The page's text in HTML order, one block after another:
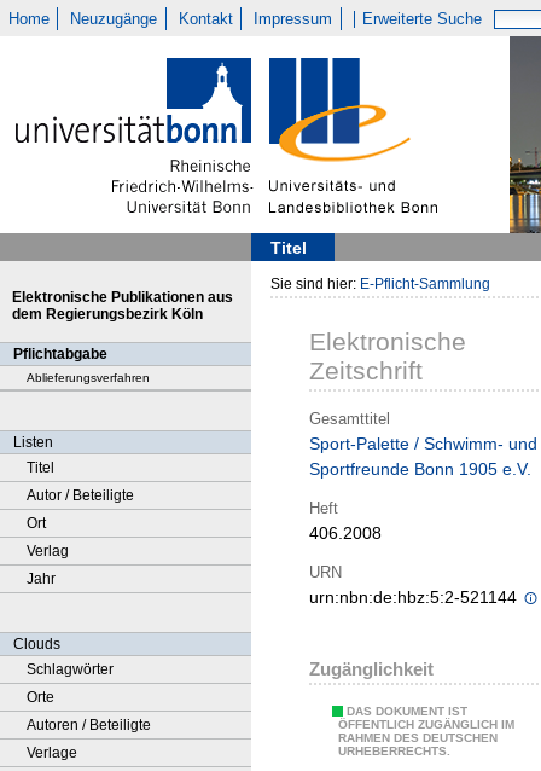
Home Neuzugänge Kontakt Impressum Erweiterte Suche
Titel
Elektronische Publikationen aus
dem Regierungsbezirk Köln
Pflichtabgabe
Ablieferungsverfahren
Listen
Titel
Autor / Beteiligte
Ort
Verlag
Jahr
Clouds
Schlagwörter
Orte
Autoren / Beteiligte
Verlage
Sie sind hier: E-Pflicht-Sammlung
Elektronische
Zeitschrift
Gesamttitel
Sport-Palette / Schwimm- und
Sportfreunde Bonn 1905 e.V.
Heft
406.2008
URN
urn:nbn:de:hbz:5:2-521144
Zugänglichkeit
DAS DOKUMENT IST
ÖFFENTLICH ZUGÄNGLICH IM
RAHMEN DES DEUTSCHEN
URHEBERRECHTS.